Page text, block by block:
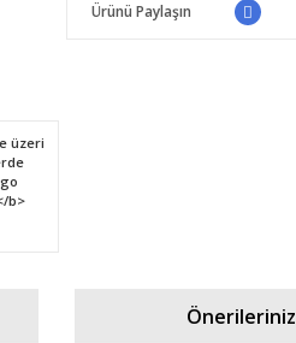
Ürünü Paylaşın
Önerileriniz